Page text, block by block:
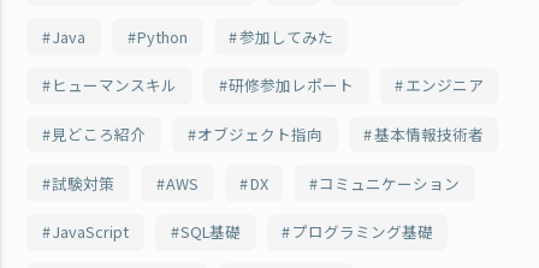
Java Python 参加してみた
ヒューマンスキル 研修参加レポート エンジニア
見どころ紹介 オブジェクト指向 基本情報技術者
試験対策 AWS DX コミュニケーション
JavaScript SQL基礎 プログラミング基礎